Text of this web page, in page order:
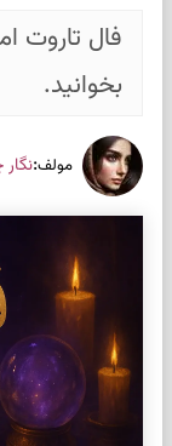
فال تاروت
بخوانید.
مولف: